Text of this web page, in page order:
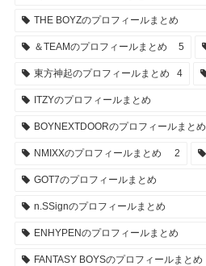
THE BOYZのプロフィールまとめ
＆TEAMのプロフィールまとめ 5
東方神起のプロフィールまとめ 4
ITZYのプロフィールまとめ
BOYNEXTDOORのプロフィールまとめ
NMIXXのプロフィールまとめ 2
GOT7のプロフィールまとめ
n.SSignのプロフィールまとめ
ENHYPENのプロフィールまとめ
FANTASY BOYSのプロフィールまとめ